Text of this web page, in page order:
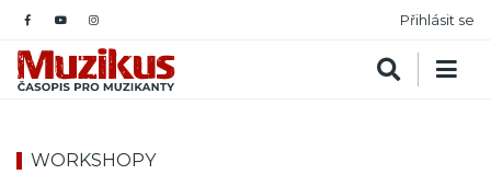
Přihlásit se
WORKSHOPY